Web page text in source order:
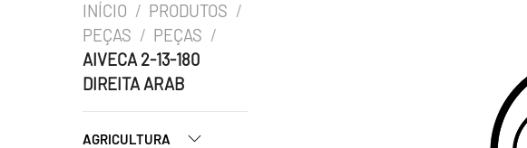
INÍCIO / PRODUTOS /
PEÇAS / PEÇAS /
AIVECA 2-13-180
DIREITA ARAB
AGRICULTURA